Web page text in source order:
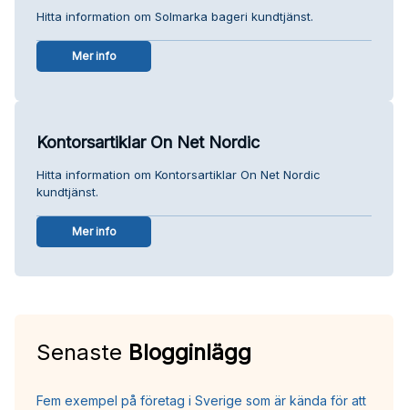
Hitta information om Solmarka bageri kundtjänst.
Mer info
Kontorsartiklar On Net Nordic
Hitta information om Kontorsartiklar On Net Nordic
kundtjänst.
Mer info
Senaste Blogginlägg
Fem exempel på företag i Sverige som är kända för att